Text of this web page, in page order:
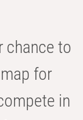
chance to
for
in